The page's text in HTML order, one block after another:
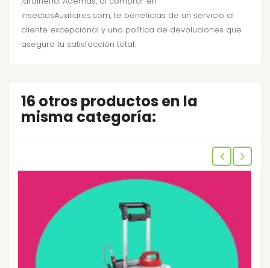
InsectosAuxiliares.com, te beneficias de un servicio al
cliente excepcional y una política de devoluciones que
asegura tu satisfacción total.
16 otros productos en la
misma categoría: